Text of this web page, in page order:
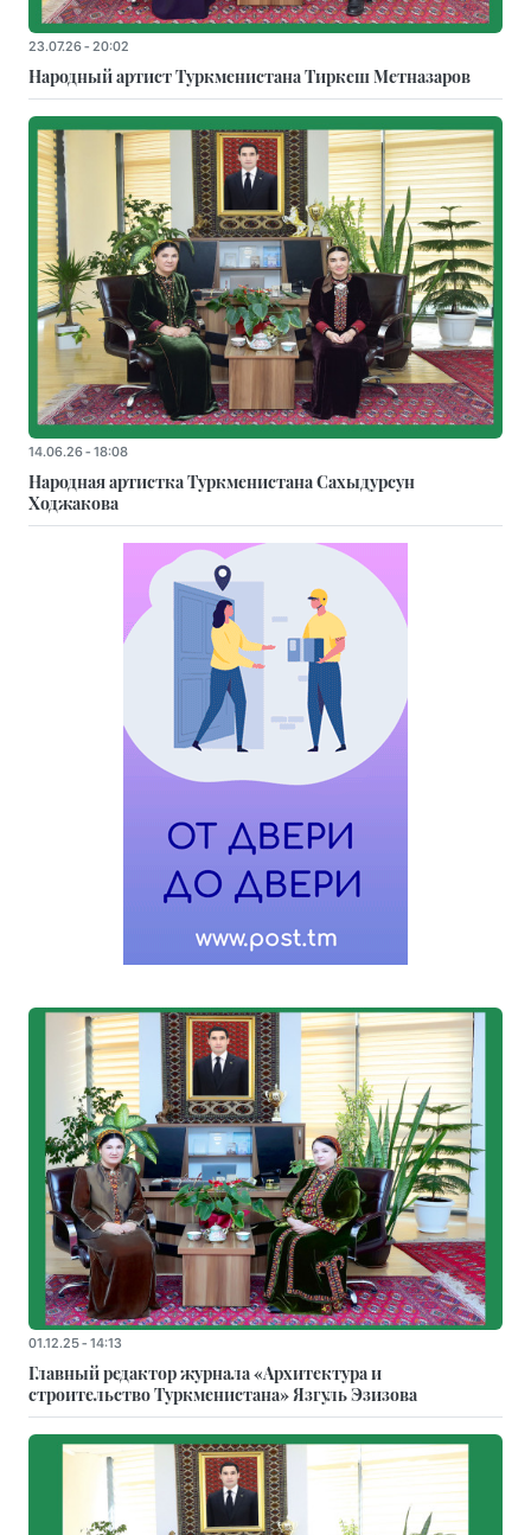
23.07.26 - 20:02
Народный артист Туркменистана Тиркеш Мeтназаров
14.06.26 - 18:08
Народная артистка Туркменистана Сахыдурсун
Ходжакова
01.12.25 - 14:13
Главный редактор журнала «Архитектура и
строительство Туркменистана» Язгуль Эзизова